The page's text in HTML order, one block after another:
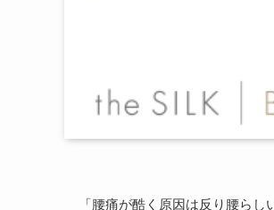
「腰痛が酷く原因は反り腰ら